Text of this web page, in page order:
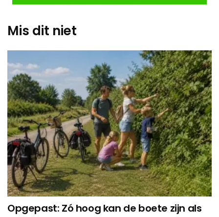
Mis dit niet
Opgepast: Zó hoog kan de boete zijn als